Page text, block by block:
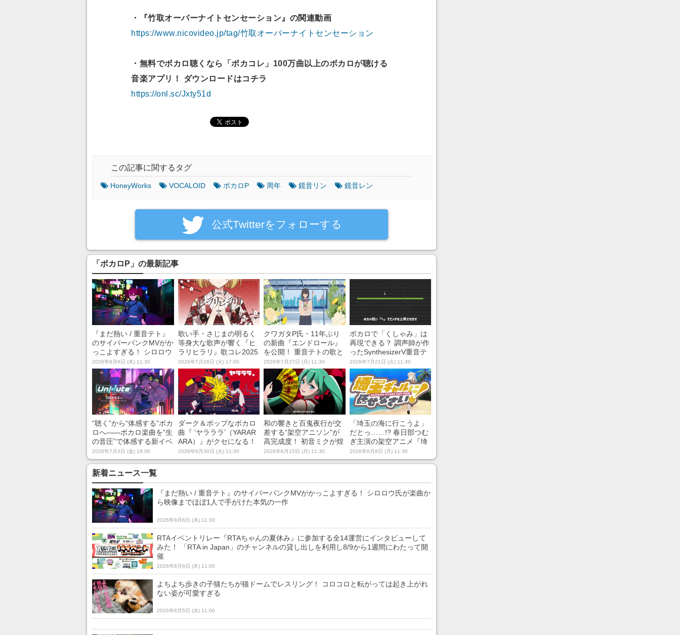
・『竹取オーバーナイトセンセーション』の関連動画
https://www.nicovideo.jp/tag/竹取オーバーナイトセンセーション
・無料でボカロ聴くなら「ボカコレ」100万曲以上のボカロが聴ける
音楽アプリ！ ダウンロードはコチラ
https://onl.sc/Jxty51d
この記事に関するタグ
HoneyWorks VOCALOID ボカロP 周年 鏡音リン 鏡音レン
‎公式Twitterをフォローする
「ボカロP」の最新記事
『まだ熱い / 重音テト』
のサイバーパンクMVがか
っこよすぎる！ シロロウ
氏が楽曲から映像までほ
ぼ1人で手がけた本気の
一作
2026年8月6日 (木) 11:30
歌い手・さじまの明るく
等身大な歌声が響く『ヒ
ラリヒラリ』歌コレ2025
秋・Chinozo部門優勝オ
リジナルソング
2026年7月28日 (火) 17:00
クワガタP氏・11年ぶり
の新曲『エンドロール』
を公開！ 重音テトの歌と
切なくもキャッチーなメ
ロディーが胸にしみる
2026年7月27日 (月) 11:30
ボカロで「くしゃみ」は
再現できる？ 調声師が作
ったSynthesizerV重音テ
トの「へっくし！」が自
然でびっくり
2026年7月21日 (火) 11:30
“聴く”から“体感する”ボカ
ロへ――ボカロ楽曲を“生
の音圧”で体感する新イベ
ント「Unmute vol.1 Pow
ered by ボカコレ」2026
年8月2日開催
2026年7月3日 (金) 18:00
ダーク＆ポップなボカロ
曲『 ‘ヤラララ’（YARAR
ARA）』がクセになる！
重音テト×歪み強めサウ
ンドで“ヤラララ”祭りが
2026年6月30日 (火) 11:30
和の響きと百鬼夜行が交
差する“架空アニソン”が
高完成度！ 初音ミクが煌
めくOP映像に「鳥肌…」
「絶対人気アニメ」の声
2026年6月15日 (月) 11:30
「埼玉の海に行こうよ」
だとっ……!? 春日部つむ
ぎ主演の架空アニメ『埼
玉ギャルに任せなさ
い！』のOP映像が本気す
2026年6月8日 (月) 11:30
新着ニュース一覧
『まだ熱い / 重音テト』のサイバーパンクMVがかっこよすぎる！ シロロウ氏が楽曲か
ら映像までほぼ1人で手がけた本気の一作
2026年8月6日 (木) 11:30
RTAイベントリレー『RTAちゃんの夏休み』に参加する全14運営にインタビューして
みた！ 「RTA in Japan」のチャンネルの貸し出しを利用し8/9から1週間にわたって開
催
2026年8月6日 (木) 11:00
よちよち歩きの子猫たちが猫ドームでレスリング！ コロコロと転がっては起き上がれ
ない姿が可愛すぎる
2026年8月5日 (水) 11:00